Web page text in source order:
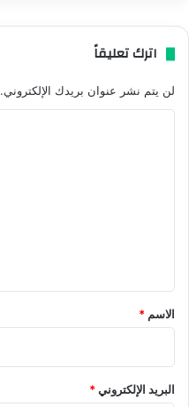
اترك تعليقاً
لن يتم نشر عنوان بريدك الإلكتروني.
*
الاسم *
البريد الإلكتروني*